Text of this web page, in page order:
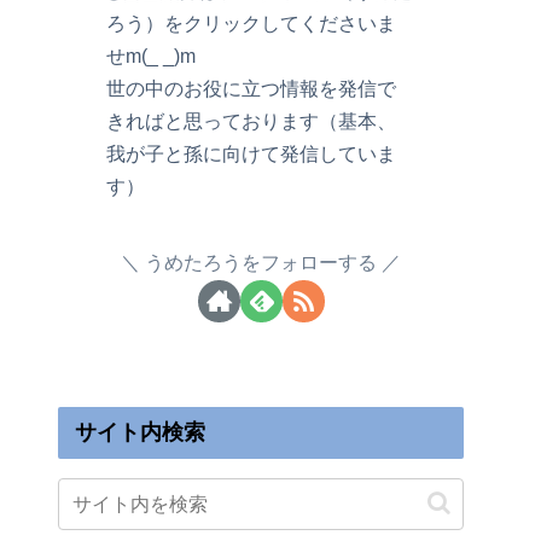
ろう）をクリックしてくださいま
せm(_ _)m
世の中のお役に立つ情報を発信で
きればと思っております（基本、
我が子と孫に向けて発信していま
す）
うめたろうをフォローする
サイト内検索